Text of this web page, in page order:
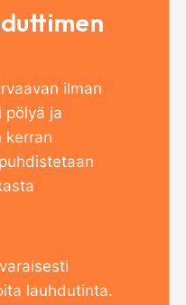
ilman
pölyä ja
kerran
lauhdutinta.